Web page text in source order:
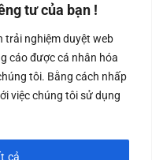
tư của bạn !
trải nghiệm duyệt web
cáo được cá nhân hóa
tôi. Bằng cách nhấp
việc chúng tôi sử dụng
cả
0987
Kế Toán:
0987.919.040